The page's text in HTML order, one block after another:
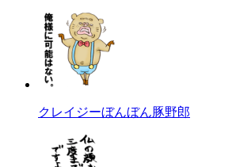
クレイジーぼんぼん豚野郎